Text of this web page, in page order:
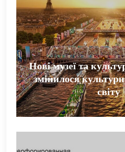
Нові музеї та
змінилося
світу